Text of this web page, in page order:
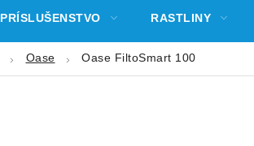
PRÍSLUŠENSTVO RASTLINY
Oase Oase FiltoSmart 100